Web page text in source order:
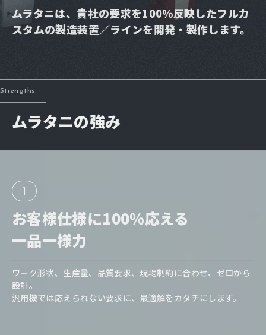
ムラタニは、貴社の要求を100％反映したフルカ
スタムの製造装置／ラインを開発・製作します。
ムラタニの強み
Strengths
1
お客様仕様に100％応える
一品一様力
ワーク形状、生産量、品質要求、現場制約に合わせ、ゼロから
設計。
汎用機では応えられない要求に、最適解をカタチにします。